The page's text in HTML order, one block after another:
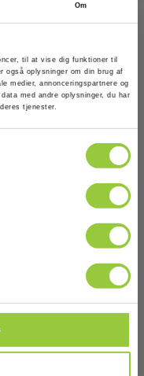
Om
til at vise dig funktioner til
også oplysninger om din brug af
medier, annonceringspartnere og
med andre oplysninger, du har
tjenester.
Roteo/Rugby.